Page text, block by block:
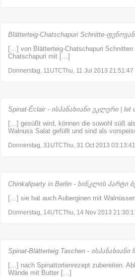
Blätterteig-Chatschapuri Schnitte-
[…] von Blätterteig-Chatschapuri
Chatschapuri mit […]
Donnerstag, 11UTCThu, 11 Jul 2013
Spinat-Éclair - ისპანახიანი ეკლერი | let
[…] gesüßt wird, können die sowohl süß
Walnuss Salat gefüllt und sind als
Donnerstag, 31UTCThu, 31 Oct 2013
Chinkaliparty in Berlin - ხინკლის პარტი
[…] sie hat auch Auberginen mit
Donnerstag, 14UTCThu, 14 Nov 2013
Spinat-Blätterteig Taschen - ისპანახიანი
[…] nach Spinattortenrezept zubereiten.
Wände mit Butter […]